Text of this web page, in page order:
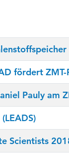
fördert
Pauly am
Scientists